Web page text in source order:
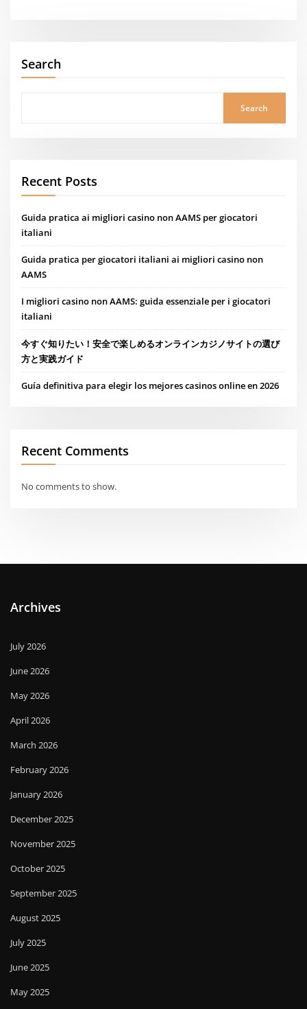
Search
Search
Recent Posts
Guida pratica ai migliori casino non AAMS per giocatori
italiani
Guida pratica per giocatori italiani ai migliori casino non
AAMS
I migliori casino non AAMS: guida essenziale per i giocatori
italiani
今すぐ知りたい！安全で楽しめるオンラインカジノサイトの選び
方と実践ガイド
Guía definitiva para elegir los mejores casinos online en 2026
Recent Comments
No comments to show.
Archives
July 2026
June 2026
May 2026
April 2026
March 2026
February 2026
January 2026
December 2025
November 2025
October 2025
September 2025
August 2025
July 2025
June 2025
May 2025